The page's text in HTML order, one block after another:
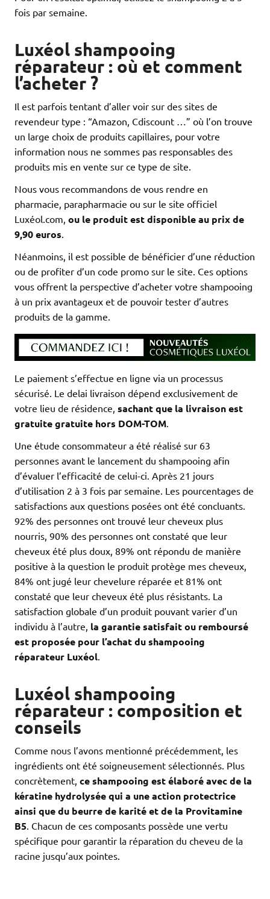
fois par semaine.
Luxéol shampooing
réparateur : où et comment
l’acheter ?
Il est parfois tentant d’aller voir sur des sites de
revendeur type : “Amazon, Cdiscount …” où l’on trouve
un large choix de produits capillaires, pour votre
information nous ne sommes pas responsables des
produits mis en vente sur ce type de site.
Nous vous recommandons de vous rendre en
pharmacie, parapharmacie ou sur le site officiel
Luxéol.com, ou le produit est disponible au prix de
9,90 euros
Néanmoins, il est possible de bénéficier d’une réduction
ou de profiter d’un code promo sur le site. Ces options
vous offrent la perspective d’acheter votre shampooing
à un prix avantageux et de pouvoir tester d’autres
produits de la gamme.
Le paiement s’effectue en ligne via un processus
sécurisé. Le delai livraison dépend exclusivement de
votre lieu de résidence, sachant que la livraison est
gratuite gratuite hors DOM-TOM.
Une étude consommateur a été réalisé sur 63
personnes avant le lancement du shampooing afin
d’évaluer l’efficacité de celui-ci. Après 21 jours
d’utilisation 2 à 3 fois par semaine. Les pourcentages de
satisfactions aux questions posées ont été concluants.
92% des personnes ont trouvé leur cheveux plus
nourris, 90% des personnes ont constaté que leur
cheveux été plus doux, 89% ont répondu de manière
positive à la question le produit protège mes cheveux,
84% ont jugé leur chevelure réparée et 81% ont
constaté que leur cheveux été plus résistants. La
satisfaction globale d’un produit pouvant varier d’un
individu à l’autre, la garantie satisfait ou remboursé
est proposée pour l’achat du shampooing
réparateur Luxéol.
Luxéol shampooing
réparateur : composition et
conseils
Comme nous l’avons mentionné précédemment, les
ingrédients ont été soigneusement sélectionnés. Plus
concrètement, ce shampooing est élaboré avec de la
kératine hydrolysée qui a une action protectrice
ainsi que du beurre de karité et de la Provitamine
B5. Chacun de ces composants possède une vertu
spécifique pour garantir la réparation du cheveu de la
racine jusqu’aux pointes.